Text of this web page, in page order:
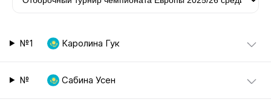
№1 Каролина Гук
№ Сабина Усен